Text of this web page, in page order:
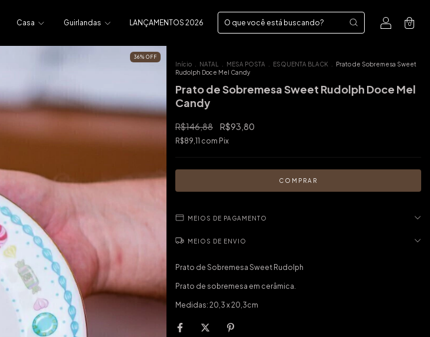
Casa Guirlandas LANÇAMENTOS 2026 0
36% OFF
Início NATAL MESA POSTA ESQUENTA BLACK
Prato de Sobremesa Sweet
Rudolph Doce Mel Candy
Prato de Sobremesa Sweet Rudolph Doce Mel
Candy
R$146,88 R$93,80
R$89,11 com Pix
MEIOS DE PAGAMENTO
MEIOS DE ENVIO
Prato de Sobremesa Sweet Rudolph
Prato de sobremesa em cerâmica.
Medidas: 20,3 x 20,3cm